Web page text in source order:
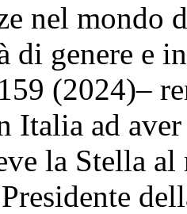
nel mondo
di genere e
(2024)–
ad aver
la Stella